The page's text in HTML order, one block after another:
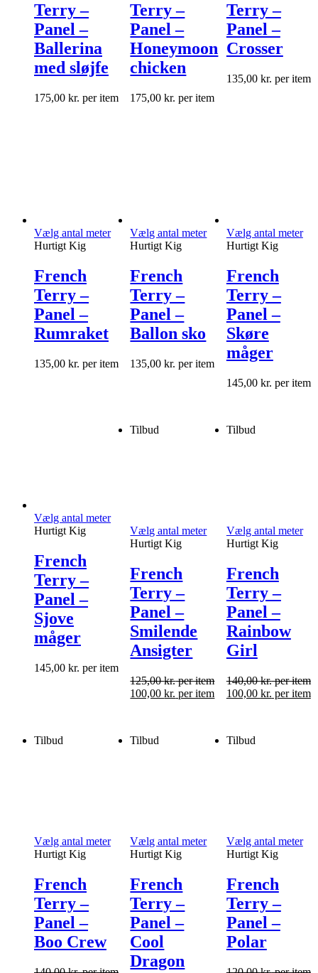
Terry –
Panel –
Ballerina
med sløjfe
175,00 kr. per item
Terry –
Panel –
Honeymoon
chicken
175,00kr. per item
Terry –
Panel –
Crosser
135,00 kr. per item
Vælg antal meter
Hurtigt Kig
French
Terry –
Panel –
Rumraket
135,00 kr. per item
Vælg antal meter
Hurtigt Kig
French
Terry –
Panel –
Ballon sko
135,00kr. per item
Vælg antal meter
Hurtigt Kig
French
Terry –
Panel –
Skøre
måger
145,00 kr. per item
Vælg antal meter
Hurtigt Kig
French
Terry –
Panel –
Sjove
måger
145,00 kr. per item
Tilbud
Vælg antal meter
Hurtigt Kig
French
Terry –
Panel –
Smilende
Ansigter
125,00kr.per item
100,00kr. per item
Tilbud
Vælg antal meter
Hurtigt Kig
French
Terry –
Panel –
Rainbow
Girl
140,00kr.per item
100,00 kr. per item
Tilbud
Vælg antal meter
Hurtigt Kig
French
Terry –
Panel –
Boo Crew
Tilbud
Vælg antal meter
Hurtigt Kig
French
Terry –
Panel –
Cool
Dragon
Tilbud
Vælg antal meter
Hurtigt Kig
French
Terry –
Panel –
Polar